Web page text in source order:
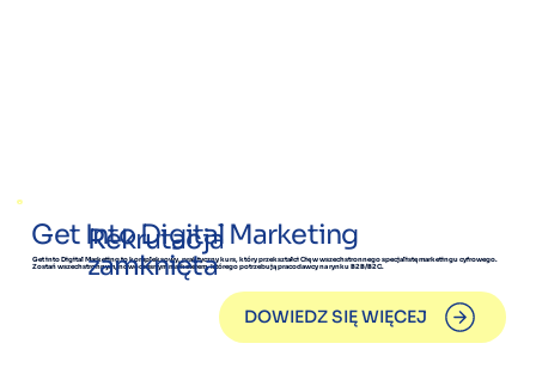
Get Into Digital Marketing
Get into Digital Marketing to kompleksowy, praktyczny kurs, który przekształci Cię w wszechstronnego specjalistę marketingu cyfrowego.
Zostań wszechstronnym, nowoczesnym marketerem, którego potrzebują pracodawcy na rynku B2B/B2C.
DOWIEDZ SIĘ WIĘCEJ
Rekrutacja
zamknięta